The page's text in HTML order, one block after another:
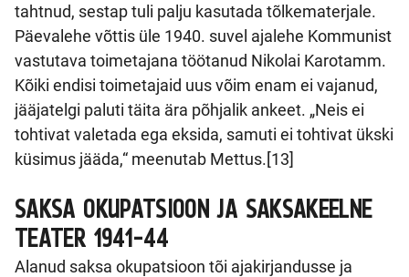
tahtnud, sestap tuli palju kasutada tõlkematerjale.
Päevalehe võttis üle 1940. suvel ajalehe Kommunist
vastutava toimetajana töötanud Nikolai Karotamm.
Kõiki endisi toimetajaid uus võim enam ei vajanud,
jääjatelgi paluti täita ära põhjalik ankeet. „Neis ei
tohtivat valetada ega eksida, samuti ei tohtivat ükski
küsimus jääda,“ meenutab Mettus.[13]
SAKSA OKUPATSIOON JA SAKSAKEELNE
TEATER 1941-44
Alanud saksa okupatsioon tõi ajakirjandusse ja